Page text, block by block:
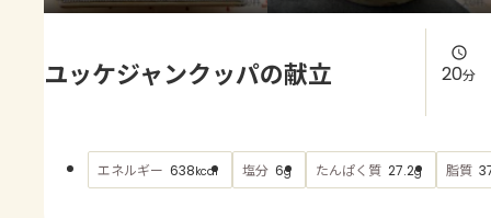
お買い物
AJINOMOTO PARK とは
ユッケジャンクッパの献立 20分
エネルギー 638kcal 塩分 6g たんぱく質 27.2g 脂質